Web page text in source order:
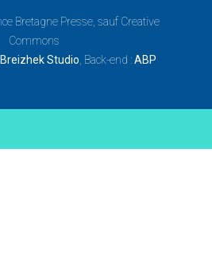
Bretagne Presse, sauf Creative
Commons
Breizhek Studio , Back-end :ABP